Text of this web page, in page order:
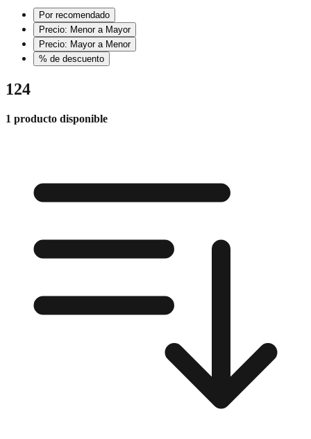
Por recomendado
Precio: Menor a Mayor
Precio: Mayor a Menor
% de descuento
124
1 producto disponible